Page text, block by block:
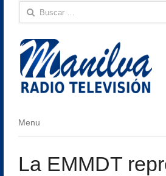
Buscar:
Menu
Menu
La EMMDT